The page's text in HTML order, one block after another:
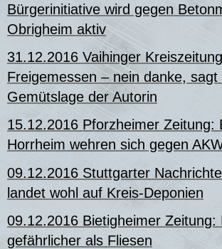
Bürgerinitiative wird gegen
Obrigheim aktiv
31.12.2016 Vaihinger
Freigemessen – nein danke,
Gemütslage der Autorin
15.12.2016 Pforzheimer Zeitung:
Horrheim wehren sich gegen
09.12.2016 Stuttgarter
landet wohl auf Kreis-Deponien
09.12.2016 Bietigheimer Zeitung:
gefährlicher als Fliesen